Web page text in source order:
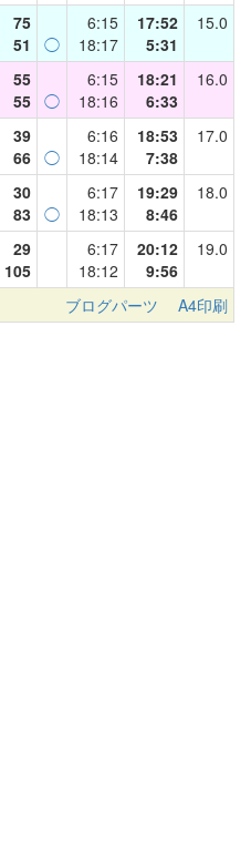
75
51
◯
6:15
18:17
17:52
5:31
15.0
55
55 ◯
6:15
18:16
18:21
6:33
16.0
39
66 ◯
6:16
18:14
18:53
7:38
17.0
30
83 ◯
6:17
18:13
19:29
8:46
18.0
29
105
6:17
18:12
20:12
9:56
19.0
ブログパーツ A4印刷